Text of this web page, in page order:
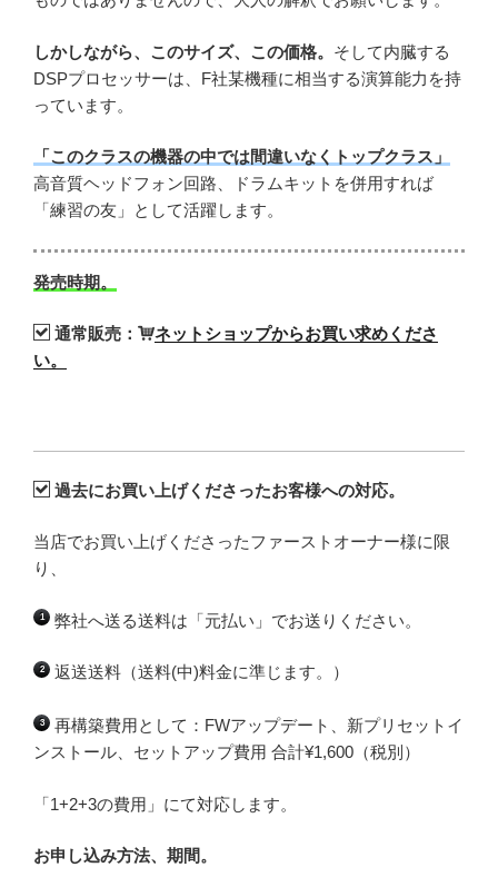
しかしながら、このサイズ、この価格。 そして内臓する
DSPプロセッサーは、F社某機種に相当する演算能力を持
っています。
「このクラスの機器の中では間違いなくトップクラス」
高音質ヘッドフォン回路、ドラムキットを併用すれば
「練習の友」として活躍します。
発売時期。
通常販売：
ネットショップからお買い求めくださ
い。
過去にお買い上げくださったお客様への対応。
当店でお買い上げくださったファーストオーナー様に限
り、
1 弊社へ送る送料は「元払い」でお送りください。
2 返送送料（送料(中)料金に準じます。）
3
再構築費用として：FWアップデート、新プリセットイ
ンストール、セットアップ費用 合計¥1,600（税別）
「1+2+3の費用」にて対応します。
お申し込み方法、期間。